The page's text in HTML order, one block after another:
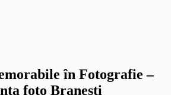
în Fotografie –
foto Branesti